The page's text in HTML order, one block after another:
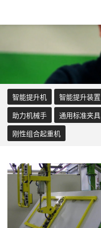
智能提升机 智能提升装置
助力机械手
通用标准夹具
刚性组合起重机